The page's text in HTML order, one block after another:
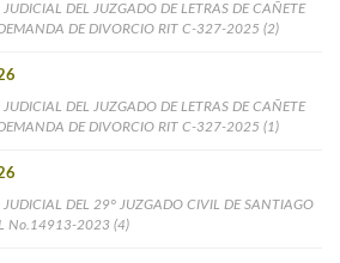
JUDICIAL DEL JUZGADO DE LETRAS DE CAÑETE
DE DIVORCIO RIT C-327-2025 (2)
JUDICIAL DEL JUZGADO DE LETRAS DE CAÑETE
DE DIVORCIO RIT C-327-2025 (1)
JUDICIAL DEL 29° JUZGADO CIVIL DE SANTIAGO
No.14913-2023 (4)